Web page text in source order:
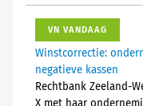
VN VANDAAG
Winstcorrectie:
negatieve kassen
Rechtbank Zeeland-